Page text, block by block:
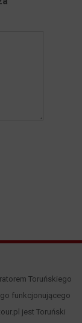
Toruńskiego
funkcjonującego
jest Toruński